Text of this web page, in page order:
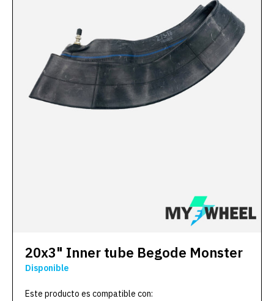
20x3" Inner tube Begode Monster
Disponible
Este producto es compatible con: